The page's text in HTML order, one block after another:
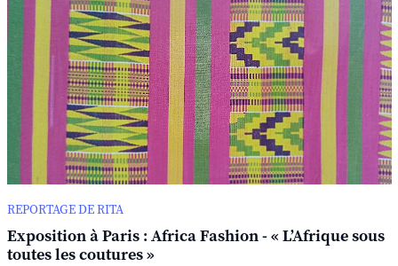
REPORTAGE DE RITA
Exposition à Paris : Africa Fashion - « L’Afrique sous
toutes les coutures »